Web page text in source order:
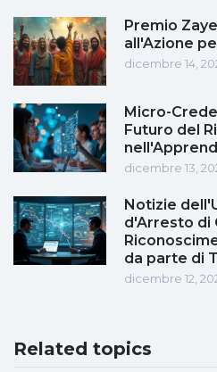
Premio
all'Azione
dicembre 14,
Micro-
Futuro del
dicembre 13,
Notizie
d'Arresto di
da parte di
dicembre 12,
Related topics